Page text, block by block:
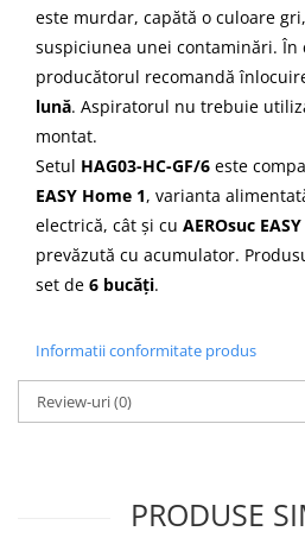
este murdar, capătă o culoare
suspiciunea unei contaminări.
producătorul recomandă
lună. Aspiratorul nu trebuie
montat.
Setul HAG03-HC-GF/6 este
EASY Home 1, varianta
electrică, cât și cu AEROsuc
prevăzută cu acumulator.
set de 6 bucăți.
Informatii conformitate produs
Review-uri(0)
PRODUSE